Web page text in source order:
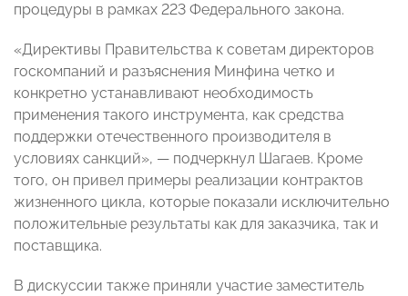
процедуры в рамках 223 Федерального закона.
«Директивы Правительства к советам директоров
госкомпаний и разъяснения Минфина четко и
конкретно устанавливают необходимость
применения такого инструмента, как средства
поддержки отечественного производителя в
условиях санкций», — подчеркнул Шагаев. Кроме
того, он привел примеры реализации контрактов
жизненного цикла, которые показали исключительно
положительные результаты как для заказчика, так и
поставщика.
В дискуссии также приняли участие заместитель